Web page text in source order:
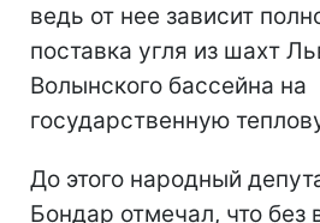
ведь от нее зависит
поставка угля из шахт
Волынского бассейна на
государственную
До этого народный
Бондар отмечал, что без